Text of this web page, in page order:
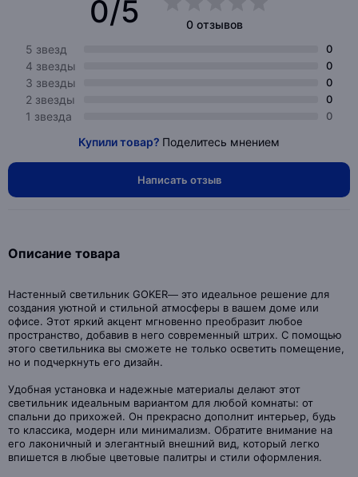
0/5
0 отзывов
5 звезд
0
4 звезды 0
3 звезды 0
2 звезды 0
1 звезда 0
Купили товар? Поделитесь мнением
Написать отзыв
Описание товара
Настенный светильник GOKER— это идеальное решение для
создания уютной и стильной атмосферы в вашем доме или
офисе. Этот яркий акцент мгновенно преобразит любое
пространство, добавив в него современный штрих. С помощью
этого светильника вы сможете не только осветить помещение,
но и подчеркнуть его дизайн.
Удобная установка и надежные материалы делают этот
светильник идеальным вариантом для любой комнаты: от
спальни до прихожей. Он прекрасно дополнит интерьер, будь
то классика, модерн или минимализм. Обратите внимание на
его лаконичный и элегантный внешний вид, который легко
впишется в любые цветовые палитры и стили оформления.